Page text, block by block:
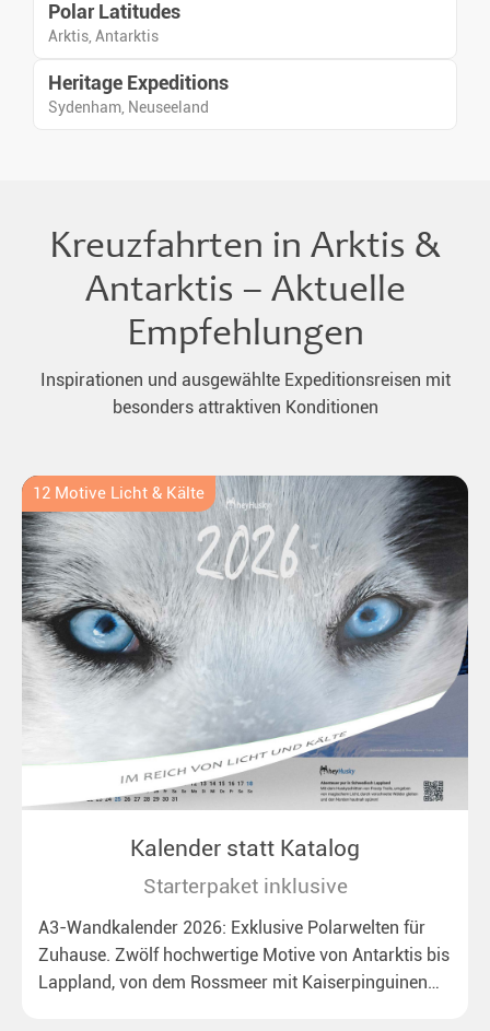
Polar Latitudes
Arktis, Antarktis
Heritage Expeditions
Sydenham, Neuseeland
Kreuzfahrten in Arktis &
Antarktis – Aktuelle
Empfehlungen
Inspirationen und ausgewählte Expeditionsreisen mit
besonders attraktiven Konditionen
12 Motive Licht & Kälte
Kalender statt Katalog
Starterpaket inklusive
A3-Wandkalender 2026: Exklusive Polarwelten für
Zuhause. Zwölf hochwertige Motive von Antarktis bis
Lappland, von dem Rossmeer mit Kaiserpinguinen